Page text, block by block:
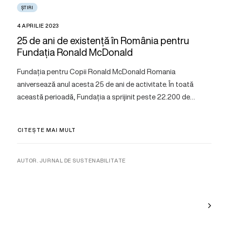
ȘTIRI
4 APRILIE 2023
25 de ani de existență în România pentru
Fundația Ronald McDonald
Fundația pentru Copii Ronald McDonald Romania
aniversează anul acesta 25 de ani de activitate. În toată
această perioadă, Fundația a sprijinit peste 22.200 de…
CITEȘTE MAI MULT
AUTOR. JURNAL DE SUSTENABILITATE